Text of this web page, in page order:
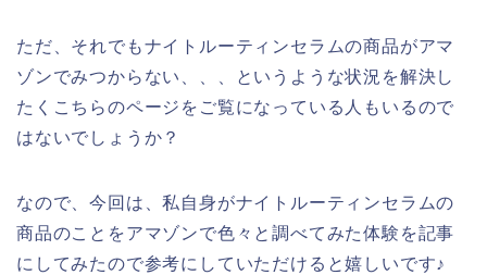
ただ、それでもナイトルーティンセラムの商品がアマ
ゾンでみつからない、、、というような状況を解決し
たくこちらのページをご覧になっている人もいるので
はないでしょうか？
なので、今回は、私自身がナイトルーティンセラムの
商品のことをアマゾンで色々と調べてみた体験を記事
にしてみたので参考にしていただけると嬉しいです♪